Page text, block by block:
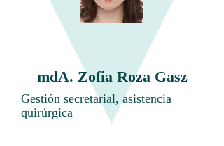
mdA. Zofia Roza Gasz
Gestión secretarial, asistencia
quirúrgica